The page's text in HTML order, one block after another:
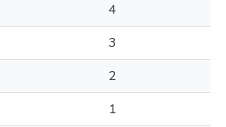
4
3
2
1